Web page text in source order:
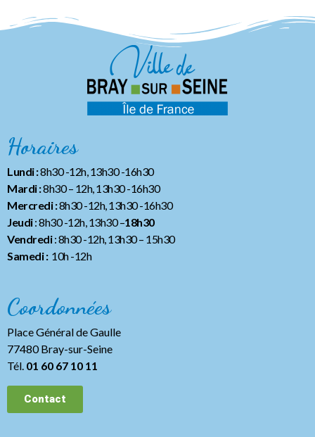
Horaires
Lundi :8h30 -12h, 13h30 -16h30
Mardi :8h30 – 12h, 13h30 -16h30
Mercredi :8h30 -12h, 13h30 -16h30
Jeudi: 8h30 -12h, 13h30 –18h30
Vendredi: 8h30 -12h, 13h30– 15h30
Samedi :10h -12h
Coordonnées
Place Général de Gaulle
77480 Bray-sur-Seine
Tél. 01 60 67 10 11
Contact